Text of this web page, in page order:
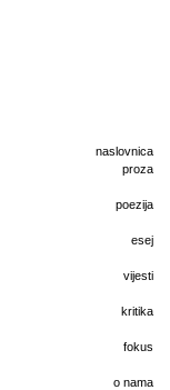
naslovnica
proza
poezija
esej
vijesti
kritika
fokus
o nama